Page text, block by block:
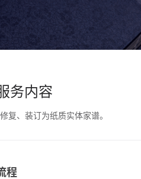
务内容
复、装订为纸质实体家谱。
程